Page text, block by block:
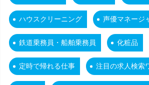
ハウスクリーニング 声優マネージ
鉄道乗務員・船舶乗務員 化粧品
定時で帰れる仕事 注目の求人検索